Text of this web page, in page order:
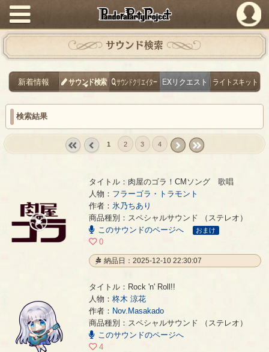
PandoraPartyProject
サウンド検索
新着情報 サウンド検索 サウンドクリエイター EXリクエスト ライトスキット
検索結果
1 2 3 4
肉屋のゴラ！CMソング 歌唱 - 氷乃ちあり
タイトル：肉屋のゴラ！CMソング 歌唱
人物： フラーゴラ・トラモント
作者： 氷乃ちあり
商品種別：スペシャルサウンド （ステレオ）
このサウンドのページへ
おまけ
0
納品日：2025-12-10 22:30:07
Rock 'n' Roll!! - Nov.Masakado
タイトル：Rock 'n' Roll!!
人物： 柊木 涼花
作者： Nov.Masakado
商品種別：スペシャルサウンド （ステレオ）
このサウンドのページへ
4